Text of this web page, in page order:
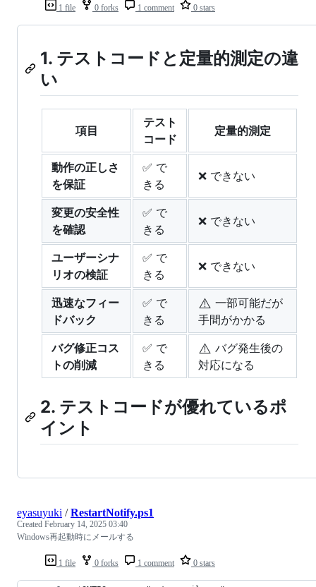
1 file 0 forks 1 comment 0 stars
1. テストコードと定量的測定の違
い
項目
テスト
コード
定量的測定
動作の正しさ
を保証
✅ で
きる
❌ できない
変更の安全性
を確認
✅ で
きる
❌ できない
ユーザーシナ
リオの検証
✅ で
きる
❌ できない
迅速なフィー
ドバック
✅ で
きる
⚠️ 一部可能だが
手間がかかる
バグ修正コス
トの削減
✅ で
きる
⚠️ バグ発生後の
対応になる
2. テストコードが優れているポ
イント
1 file 0 forks 1 comment 0 stars
eyasuyuki /RestartNotify.ps1
Created February 14, 2025 03:40
Windows再起動時にメールする